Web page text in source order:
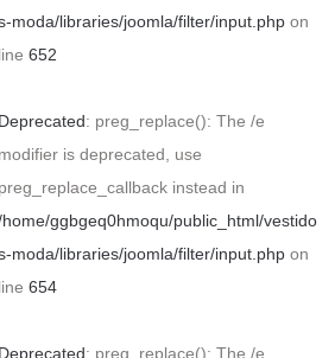
moda/libraries/joomla/filter/input.php on
652
: preg_replace(): The /e
is deprecated, use
instead in
ggbgeq0hmoqu/public_html/vestido
moda/libraries/joomla/filter/input.php on
654
: preg_replace(): The /e